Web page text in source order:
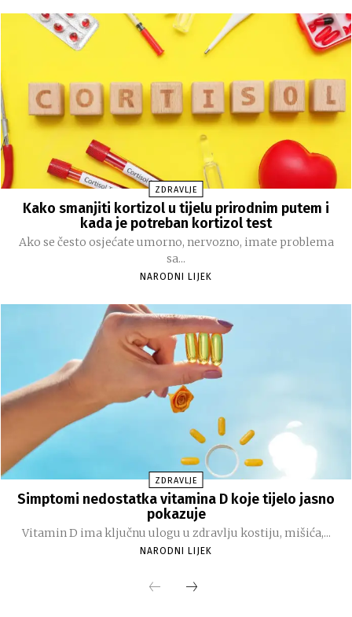
ZDRAVLJE
Kako smanjiti kortizol u tijelu prirodnim putem i
kada je potreban kortizol test
Ako se često osjećate umorno, nervozno, imate problema
sa...
NARODNI LIJEK
ZDRAVLJE
Simptomi nedostatka vitamina D koje tijelo jasno
pokazuje
Vitamin D ima ključnu ulogu u zdravlju kostiju, mišića,...
NARODNI LIJEK